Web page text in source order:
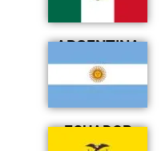
ARGENTINA
ECUADOR